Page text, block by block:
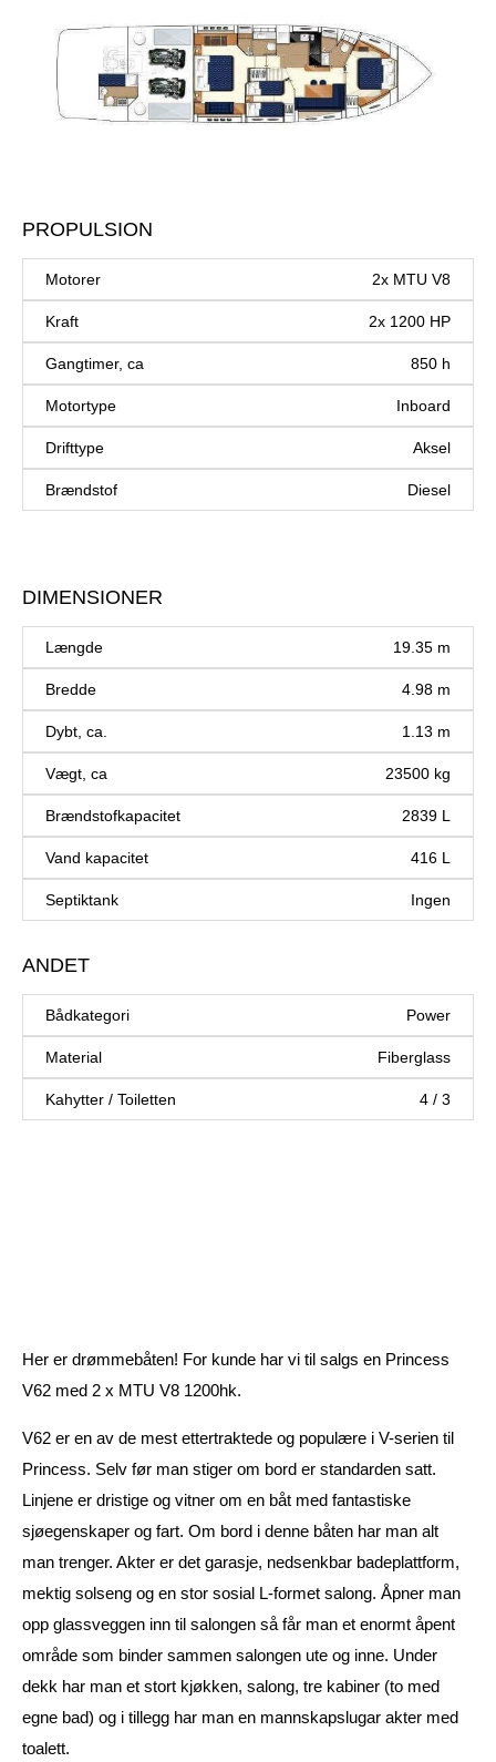
PROPULSION
Motorer 2x MTU V8
Kraft 2x 1200 HP
Gangtimer, ca 850 h
Motortype Inboard
Drifttype Aksel
Brændstof Diesel
DIMENSIONER
Længde 19.35 m
Bredde 4.98 m
Dybt, ca. 1.13 m
Vægt, ca 23500 kg
Brændstofkapacitet 2839 L
Vand kapacitet 416 L
Septiktank Ingen
ANDET
Bådkategori Power
Material Fiberglass
Kahytter / Toiletten 4 / 3
Her er drømmebåten! For kunde har vi til salgs en Princess
V62 med 2 x MTU V8 1200hk.
V62 er en av de mest ettertraktede og populære i V-serien til
Princess. Selv før man stiger om bord er standarden satt.
Linjene er dristige og vitner om en båt med fantastiske
sjøegenskaper og fart. Om bord i denne båten har man alt
man trenger. Akter er det garasje, nedsenkbar badeplattform,
mektig solseng og en stor sosial L-formet salong. Åpner man
opp glassveggen inn til salongen så får man et enormt åpent
område som binder sammen salongen ute og inne. Under
dekk har man et stort kjøkken, salong, tre kabiner (to med
egne bad) og i tillegg har man en mannskapslugar akter med
toalett.